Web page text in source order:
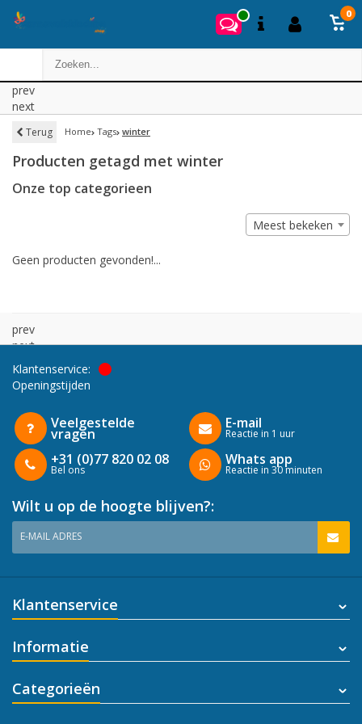
0
prev
next
Terug Home Tags winter
Producten getagd met winter
Onze top categorieen
Meest bekeken
Geen producten gevonden!...
prev
next
Klantenservice:
Openingstijden
Veelgestelde
vragen
+31 (0)77 820 02 08
Bel ons
E-mail
Reactie in 1 uur
Whats app
Reactie in 30 minuten
Wilt u op de hoogte blijven?:
E-MAIL ADRES
Klantenservice
Informatie
Categorieën